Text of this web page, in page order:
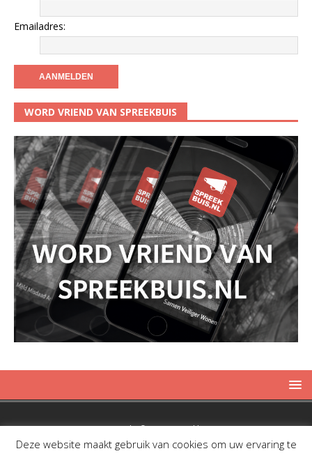
Emailadres:
WORD VRIEND VAN SPREEKBUIS
Copyright © 2019 Spreekbuis
Deze website maakt gebruik van cookies om uw ervaring te